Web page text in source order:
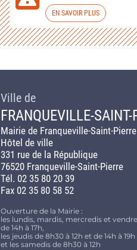
EN SAVOIR PLUS
Ville de
FRANQUEVILLE-SAINT-
Mairie de Franqueville-Saint-Pierre
Hôtel de ville
331 rue de la République
76520 Franqueville-Saint-Pierre
Tél. 02 35 80 20 39
Fax 02 35 80 58 52
Ouverture de la Mairie :
les lundis, mardis, mercredis et
de 14h à 17h,
les jeudis de 8h30 à 12h et de 14h à 19h
et les samedis de 8h30 à 12h